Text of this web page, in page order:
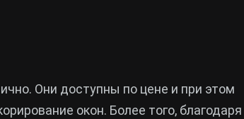
Они доступны по цене и при этом
окон. Более того, благодаря